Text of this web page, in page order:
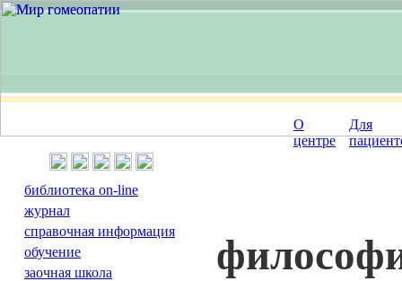
О
центре
Для
библиотека on-line
журнал
справочная информация
обучение
заочная школа